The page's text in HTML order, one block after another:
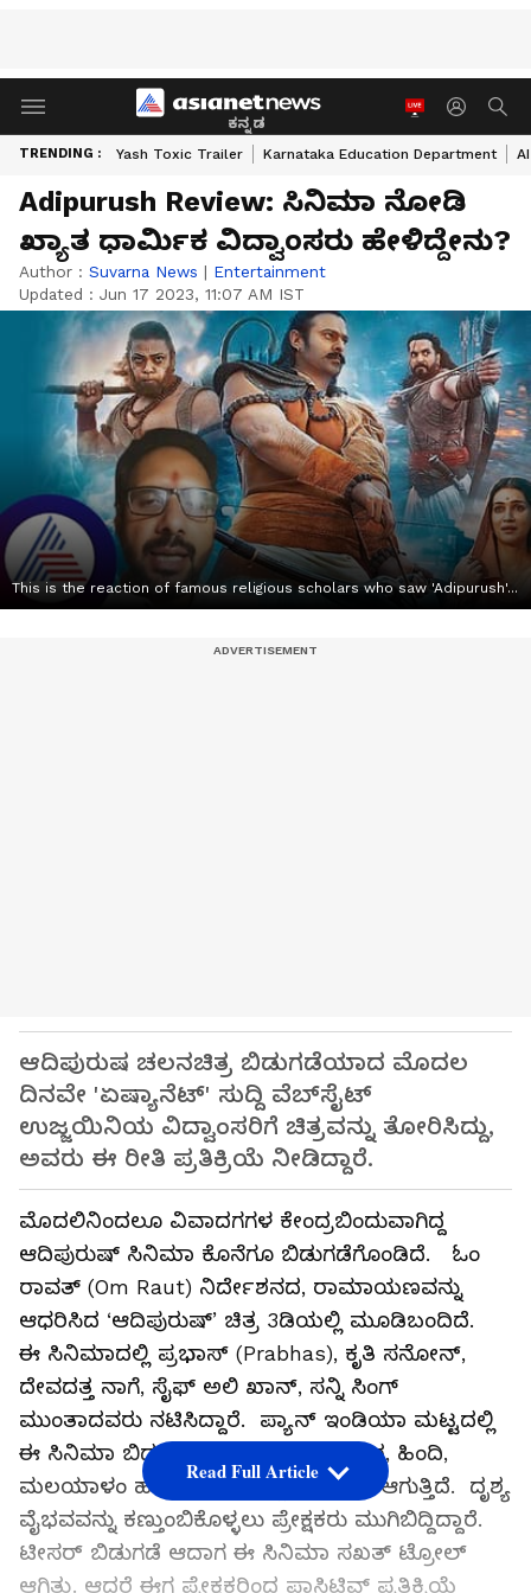
ಕನ್ನಡ
TRENDING : Yash Toxic Trailer Karnataka Education Department
Adipurush Review: ಸಿನಿಮಾ ನೋಡಿ
ಖ್ಯಾತ ಧಾರ್ಮಿಕ ವಿದ್ವಾಂಸರು ಹೇಳಿದ್ದೇನು?
Author : Suvarna News | Entertainment
Updated : Jun 17 2023, 11:07 AM IST
This is the reaction of famous religious scholars who saw 'Adipurush'...
ಆದಿಪುರುಷ ಚಲನಚಿತ್ರ ಬಿಡುಗಡೆಯಾದ ಮೊದಲ
ದಿನವೇ 'ಏಷ್ಯಾನೆಟ್'​ ಸುದ್ದಿ ವೆಬ್‌ಸೈಟ್‌
ಉಜ್ಜಯಿನಿಯ ವಿದ್ವಾಂಸರಿಗೆ ಚಿತ್ರವನ್ನು ತೋರಿಸಿದ್ದು,
ಅವರು ಈ ರೀತಿ ಪ್ರತಿಕ್ರಿಯೆ ನೀಡಿದ್ದಾರೆ.
ಮೊದಲಿನಿಂದಲೂ ವಿವಾದಗಗಳ ಕೇಂದ್ರಬಿಂದುವಾಗಿದ್ದ
ಆದಿಪುರುಷ್​ ಸಿನಿಮಾ ಕೊನೆಗೂ ಬಿಡುಗಡೆಗೊಂಡಿದೆ. ಓಂ
ರಾವತ್​ (Om Raut) ನಿರ್ದೇಶನದ, ರಾಮಾಯಣವನ್ನು
ಆಧರಿಸಿದ ‘ಆದಿಪುರುಷ್​’ ಚಿತ್ರ 3ಡಿಯಲ್ಲಿ ಮೂಡಿಬಂದಿದೆ.
ಈ ಸಿನಿಮಾದಲ್ಲಿ ಪ್ರಭಾಸ್​ (Prabhas), ಕೃತಿ ಸನೋನ್​,
ದೇವದತ್ತ ನಾಗೆ, ಸೈಫ್​ ಅಲಿ ಖಾನ್​, ಸನ್ನಿ ಸಿಂಗ್​
ಮುಂತಾದವರು ನಟಿಸಿದ್ದಾರೆ. ಪ್ಯಾನ್​ ಇಂಡಿಯಾ ಮಟ್ಟದಲ್ಲಿ
ಈ ಸಿನಿಮಾ ಬಿಡುಗಡೆ ಆಗಿದ್ದು, ತೆಲುಗು, ಕನ್ನಡ, ಹಿಂದಿ,
ಮಲಯಾಳಂ ಹಾಗೂ ತಮಿಳಿನಲ್ಲಿ ಪ್ರದರ್ಶನ ಆಗುತ್ತಿದೆ. ದೃಶ್ಯ
ವೈಭವವನ್ನು ಕಣ್ತುಂಬಿಕೊಳ್ಳಲು ಪ್ರೇಕ್ಷಕರು ಮುಗಿಬಿದ್ದಿದ್ದಾರೆ.
ಟೀಸರ್​ ಬಿಡುಗಡೆ ಆದಾಗ ಈ ಸಿನಿಮಾ ಸಖತ್​ ಟ್ರೋಲ್​
ಆಗಿತ್ತು. ಆದರೆ ಈಗ ಪ್ರೇಕ್ಷಕರಿಂದ ಪಾಸಿಟಿವ್​ ಪ್ರತಿಕ್ರಿಯೆ
Read Full Article